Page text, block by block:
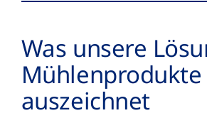
Was unsere
Mühlen­­produkte
auszeichnet